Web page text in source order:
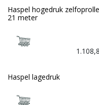
Haspel hogedruk
21 meter
Haspel lagedruk